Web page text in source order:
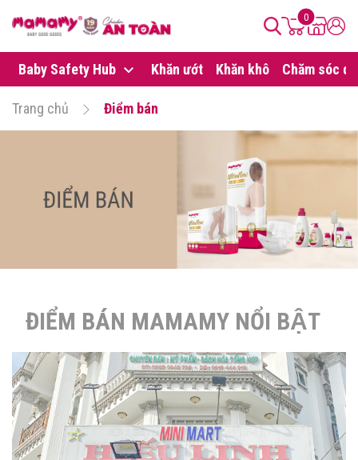
0
Baby Safety Hub Khăn ướt Khăn khô Chăm sóc da
Trang chủ Điểm bán
ĐIỂM BÁN MAMAMY NỔI BẬT